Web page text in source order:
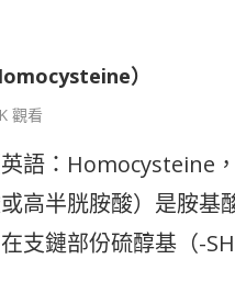
）
觀看
語：Homocysteine
高半胱胺酸）是胺基
支鏈部份硫醇基（-